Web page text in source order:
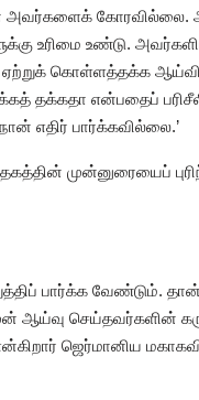
கோரவில்லை.
உரிமை உண்டு.
ஓர் ஏற்றுக் கொள்ளத்தக்க
தக்கதா என்பதைப்
எதிர் பார்க்கவில்லை.’
முன்னுரையைப்
பார்க்க வேண்டும்.
ஆய்வு செய்தவர்களின்
என்கிறார் ஜெர்மானிய